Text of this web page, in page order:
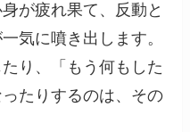
が疲れ果て、反動と
一気に噴き出します。
り、「もう何もした
たりするのは、その